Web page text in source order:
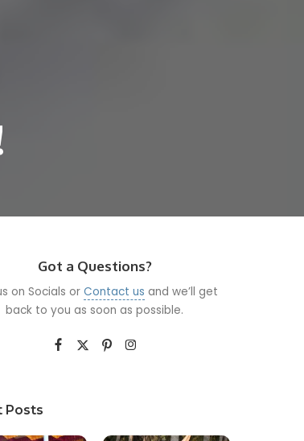
Got a Questions?
on Socials orContact us and we’ll get
back to you as soon as possible.
Posts